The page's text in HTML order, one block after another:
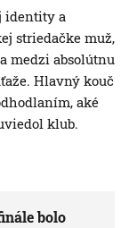
identity a
striedačke muž,
medzi absolútnu
Hlavný kouč
aké
klub.
bolo